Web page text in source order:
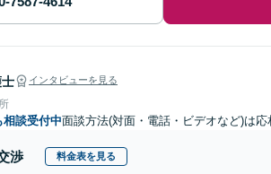
インタビューを見る
相談受付中面談方法(対面・電話・ビデオなど)は応
渉 料金表を見る